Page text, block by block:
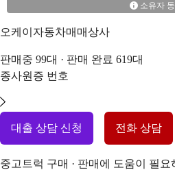
소유자 동
오케이자동차매매상사
판매중 99대 · 판매 완료 619대
종사원증 번호
대출 상담 신청 전화 상담
중고트럭 구매 · 판매에 도움이 필요